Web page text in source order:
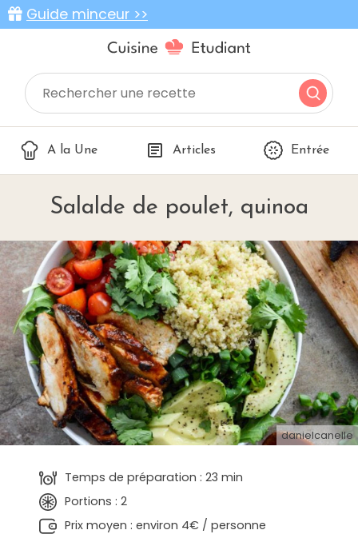
Guide minceur >>
A la Une Articles Entrée
Salalde de poulet, quinoa
danielcanelle
Temps de préparation : 23 min
Portions : 2
Prix moyen : environ 4€ / personne